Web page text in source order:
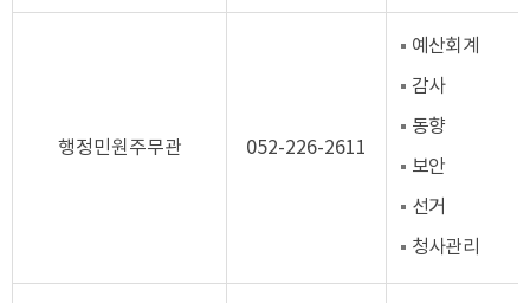
행정민원주무관 052-226-2611
예산회계
감사
동향
보안
선거
청사관리